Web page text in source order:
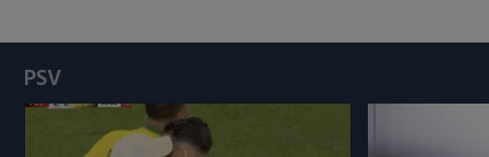
PSV
Roda JC
PSV